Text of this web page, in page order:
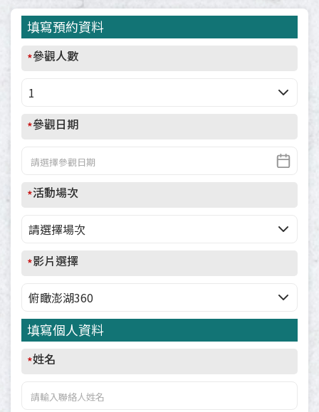
填寫預約資料
*參觀人數
*參觀日期
*活動場次
*影片選擇
填寫個人資料
*姓名